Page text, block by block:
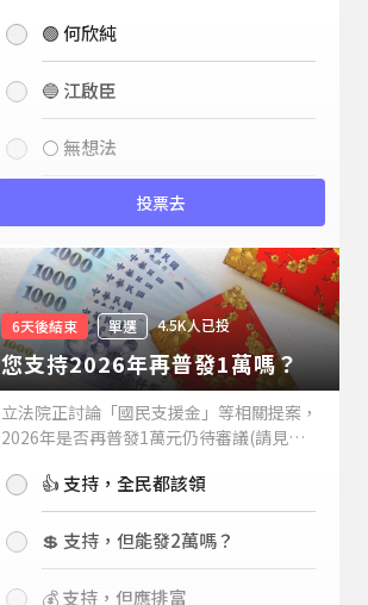
(詳情請見下方新聞)。而不管支持誰，您看
好誰當選台中市長？
🟢 何欣純
🔵 江啟臣
⚪ 無想法
投票去
6天後結束 單選 4.5K人已投
您支持2026年再普發1萬嗎？
立法院正討論「國民支援金」等相關提案，
2026年是否再普發1萬元仍待審議(請見下
持嗎？👍 支持，全民都該領
💲 支持，但能發2萬嗎？
💰 支持，但應排富